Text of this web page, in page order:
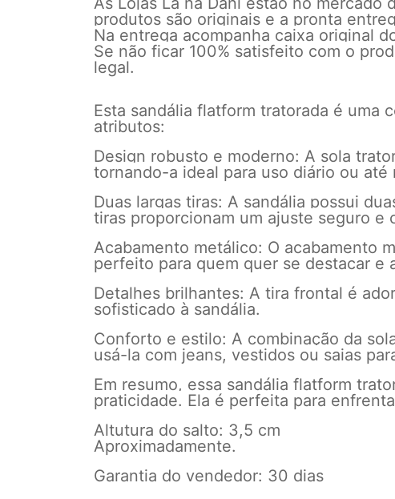
produtos são originais e a pronta
Na entrega acompanha caixa original
Se não ficar 100% satisfeito com o
legal.
Esta sandália flatform tratorada é uma
atributos:
Design robusto e moderno: A sola
tornando-a ideal para uso diário ou até
Duas largas tiras: A sandália possui
tiras proporcionam um ajuste seguro e
Acabamento metálico: O acabamento
perfeito para quem quer se destacar e
Detalhes brilhantes: A tira frontal é
sofisticado à sandália.
Conforto e estilo: A combinação da
usá-la com jeans, vestidos ou saias
Em resumo, essa sandália flatform
praticidade. Ela é perfeita para
Altutura do salto: 3,5 cm
Aproximadamente.
Garantia do vendedor: 30 dias